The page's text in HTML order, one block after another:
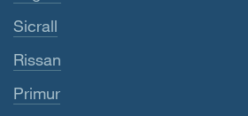
Sicrall
Rissan
Primur